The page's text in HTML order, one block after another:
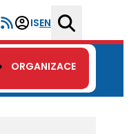
ISEN
ORGANIZACE